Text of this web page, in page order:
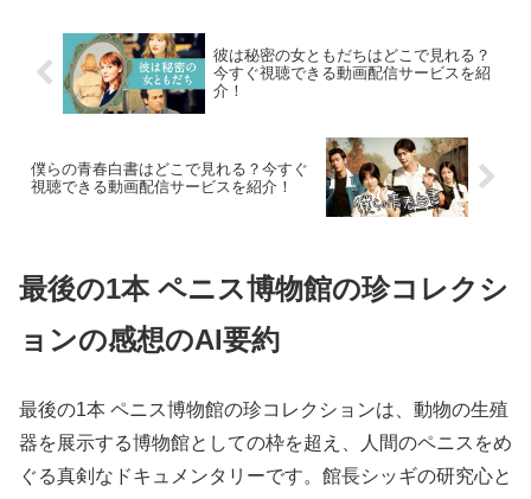
彼は秘密の女ともだちはどこで見れる？
今すぐ視聴できる動画配信サービスを紹
介！
僕らの青春白書はどこで見れる？今すぐ
視聴できる動画配信サービスを紹介！
最後の1本 ペニス博物館の珍コレクシ
ョンの感想のAI要約
最後の1本 ペニス博物館の珍コレクションは、動物の生殖
器を展示する博物館としての枠を超え、人間のペニスをめ
ぐる真剣なドキュメンタリーです。館長シッギの研究心と